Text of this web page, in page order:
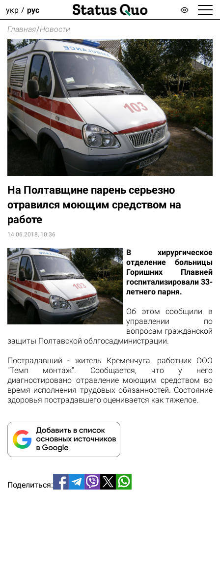
укр рус
Главная/Новости
На Полтавщине парень серьезно
отравился моющим средством на
работе
14.06.2018, 10:36
В хирургическое
отделение больницы
Горишних Плавней
госпитализировали 33-
летнего парня.
Об этомсообщили в
управлении по
вопросам гражданской
защиты Полтавской облгосадминистрации.
Пострадавший - житель Кременчуга, работник ООО
"Темп
монтаж". Сообщается, что у него
диагностировано отравление моющим средством во
время исполнения трудовых обязанностей. Состояние
здоровья пострадавшего оценивается как тяжелое.
Поделиться: